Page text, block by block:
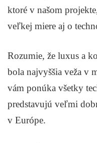
ktoré v našom
veľkej miere aj o
Rozumie, že luxus a
bola najvyššia veža v
vám ponúka všetky
predstavujú veľmi
v Európe.